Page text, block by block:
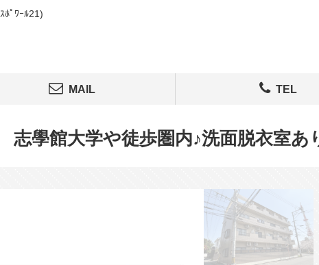
ﾎﾟﾜｰﾙ21)
MAIL TEL
志學館大学や徒歩圏内♪洗面脱衣室あ